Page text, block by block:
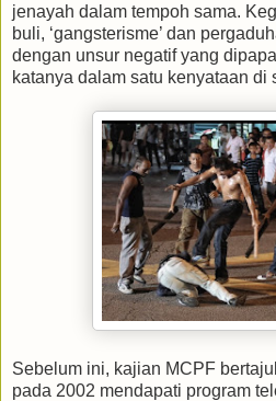
jenayah dalam tempoh sama.
buli, ‘gangsterisme’ dan
dengan unsur negatif yang
katanya dalam satu kenyataan di
Sebelum ini, kajian MCPF
pada 2002 mendapati program